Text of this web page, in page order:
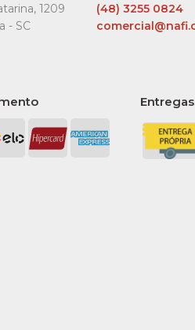
1209
- SC
(48) 3255 0824
Entregas